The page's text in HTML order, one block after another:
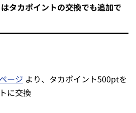
タカポイントの交換でも追加で
ージ より、タカポイント500ptを
に交換